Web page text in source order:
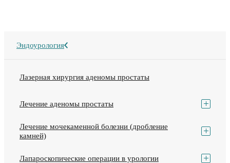
Эндоурология
Лазерная хирургия аденомы простаты
Лечение аденомы простаты
Лечение мочекаменной болезни (дробление
камней)
Лапароскопические операции в урологии